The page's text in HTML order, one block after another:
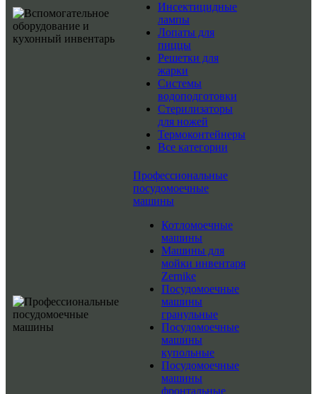
Инсектицидные
лампы
Лопаты для
пиццы
Решетки для
жарки
Системы
водоподготовки
Стерилизаторы
для ножей
Термоконтейнеры
Все категории
Профессиональные
посудомоечные
машины
Котломоечные
машины
Машины для
мойки инвентаря
Zernike
Посудомоечные
машины
гранульные
Посудомоечные
машины
купольные
Посудомоечные
машины
фронтальные